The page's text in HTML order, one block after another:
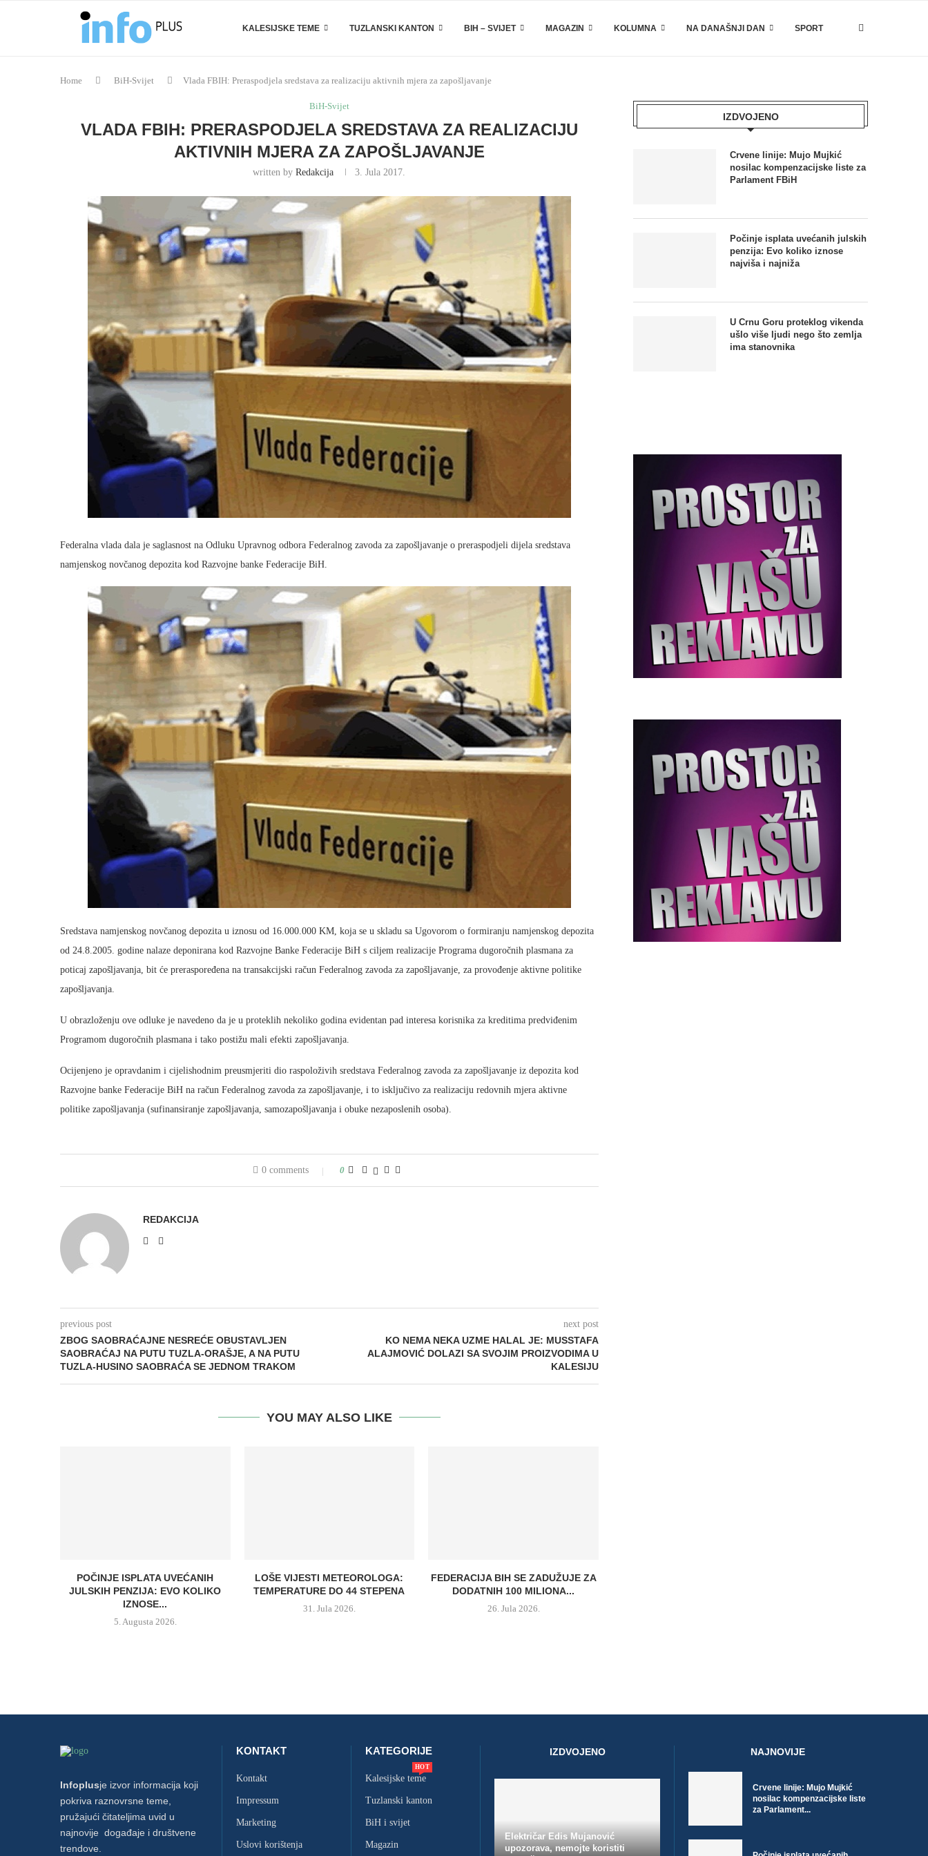
KALESIJSKE TEME TUZLANSKI KANTON BIH – SVIJET MAGAZIN KOLUMNA NA DANAŠNJI DAN SPORT
Home BiH-Svijet Vlada FBIH: Preraspodjela sredstava za realizaciju aktivnih mjera za zapošljavanje
BiH-Svijet
VLADA FBIH: PRERASPODJELA SREDSTAVA ZA REALIZACIJU
AKTIVNIH MJERA ZA ZAPOŠLJAVANJE
written byRedakcija 3. Jula 2017.
Federalna vlada dala je saglasnost na Odluku Upravnog odbora Federalnog zavoda za zapošljavanje o preraspodjeli dijela sredstava
namjenskog novčanog depozita kod Razvojne banke Federacije BiH.
Sredstava namjenskog novčanog depozita u iznosu od 16.000.000 KM, koja se u skladu sa Ugovorom o formiranju namjenskog depozita
od 24.8.2005. godine nalaze deponirana kod Razvojne Banke Federacije BiH s ciljem realizacije Programa dugoročnih plasmana za
poticaj zapošljavanja, bit će preraspoređena na transakcijski račun Federalnog zavoda za zapošljavanje, za provođenje aktivne politike
zapošljavanja.
U obrazloženju ove odluke je navedeno da je u proteklih nekoliko godina evidentan pad interesa korisnika za kreditima predviđenim
Programom dugoročnih plasmana i tako postižu mali efekti zapošljavanja.
Ocijenjeno je opravdanim i cijelishodnim preusmjeriti dio raspoloživih sredstava Federalnog zavoda za zapošljavanje iz depozita kod
Razvojne banke Federacije BiH na račun Federalnog zavoda za zapošljavanje, i to isključivo za realizaciju redovnih mjera aktivne
politike zapošljavanja (sufinansiranje zapošljavanja, samozapošljavanja i obuke nezaposlenih osoba).
0 comments 0
REDAKCIJA
previous post
ZBOG SAOBRAĆAJNE NESREĆE OBUSTAVLJEN
SAOBRAĆAJ NA PUTU TUZLA-ORAŠJE, A NA PUTU
TUZLA-HUSINO SAOBRAĆA SE JEDNOM TRAKOM
next post
KO NEMA NEKA UZME HALAL JE: MUSSTAFA
ALAJMOVIĆ DOLAZI SA SVOJIM PROIZVODIMA U
KALESIJU
YOU MAY ALSO LIKE
POČINJE ISPLATA UVEĆANIH
JULSKIH PENZIJA: EVO KOLIKO
IZNOSE...
5. Augusta 2026.
LOŠE VIJESTI METEOROLOGA:
TEMPERATURE DO 44 STEPENA
31. Jula 2026.
FEDERACIJA BIH SE ZADUŽUJE ZA
DODATNIH 100 MILIONA...
26. Jula 2026.
IZDVOJENO
Crvene linije: Mujo Mujkić
nosilac kompenzacijske liste za
Parlament FBiH
Počinje isplata uvećanih julskih
penzija: Evo koliko iznose
najviša i najniža
U Crnu Goru proteklog vikenda
ušlo više ljudi nego što zemlja
ima stanovnika
Infoplusje izvor informacija koji
pokriva raznovrsne teme,
pružajući čitateljima uvid u
najnovije događaje i društvene
trendove.
KONTAKT
Kontakt
Impressum
Marketing
Uslovi korištenja
KATEGORIJE
Kalesijske teme
HOT
Tuzlanski kanton
BiH i svijet
Magazin
IZDVOJENO
Električar Edis Mujanović
upozorava, nemojte koristiti
NAJNOVIJE
Crvene linije: Mujo Mujkić
nosilac kompenzacijske liste
za Parlament...